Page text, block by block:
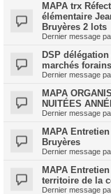
MAPA trx
élémentaire
Bruyères 2 lots
Dernier message
DSP
marchés
Dernier message
MAPA
NUITÉES
Dernier message
MAPA
Bruyères
Dernier message
MAPA
territoire de la
Dernier message